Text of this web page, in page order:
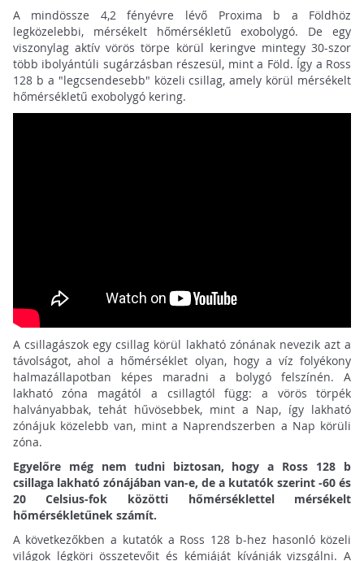
A mindössze 4,2 fényévre lévő Proxima b a Földhöz
legközelebbi, mérsékelt hőmérsékletű exobolygó. De egy
viszonylag aktív vörös törpe körül keringve mintegy 30-szor
több ibolyántúli sugárzásban részesül, mint a Föld. Így a Ross
128 b a "legcsendesebb" közeli csillag, amely körül mérsékelt
hőmérsékletű exobolygó kering.
A csillagászok egy csillag körül lakható zónának nevezik azt a
távolságot, ahol a hőmérséklet olyan, hogy a víz folyékony
halmazállapotban képes maradni a bolygó felszínén. A
lakható zóna magától a csillagtól függ: a vörös törpék
halványabbak, tehát hűvösebbek, mint a Nap, így lakható
zónájuk közelebb van, mint a Naprendszerben a Nap körüli
zóna.
Egyelőre még nem tudni biztosan, hogy a Ross 128 b
csillaga lakható zónájában van-e, de a kutatók szerint -60 és
20 Celsius-fok közötti hőmérséklettel mérsékelt
hőmérsékletűnek számít.
A következőkben a kutatók a Ross 128 b-hez hasonló közeli
világok légköri összetevőit és kémiáját kívánják vizsgálni. A